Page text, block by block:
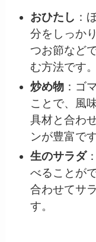
おひたし ：
分をしっか
つお節など
む方法です。
炒め物：ゴ
ことで、風
具材と合わ
ンが豊富です
生のサラダ
べることが
合わせてサ
す。